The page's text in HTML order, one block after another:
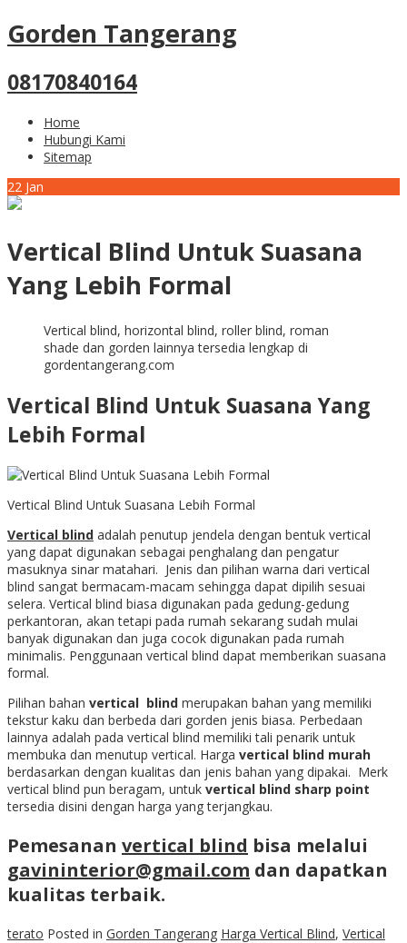
Gorden Tangerang
08170840164
Home
Hubungi Kami
Sitemap
22 Jan
Vertical Blind Untuk Suasana
Yang Lebih Formal
Vertical blind, horizontal blind, roller blind, roman
shade dan gorden lainnya tersedia lengkap di
gordentangerang.com
Vertical Blind Untuk Suasana Yang
Lebih Formal
Vertical Blind Untuk Suasana Lebih Formal
Vertical blind adalah penutup jendela dengan bentuk vertical
yang dapat digunakan sebagai penghalang dan pengatur
masuknya sinar matahari. Jenis dan pilihan warna dari vertical
blind sangat bermacam-macam sehingga dapat dipilih sesuai
selera. Vertical blind biasa digunakan pada gedung-gedung
perkantoran, akan tetapi pada rumah sekarang sudah mulai
banyak digunakan dan juga cocok digunakan pada rumah
minimalis. Penggunaan vertical blind dapat memberikan suasana
formal.
Pilihan bahan vertical blind merupakan bahan yang memiliki
tekstur kaku dan berbeda dari gorden jenis biasa. Perbedaan
lainnya adalah pada vertical blind memiliki tali penarik untuk
membuka dan menutup vertical. Harga vertical blind murah
berdasarkan dengan kualitas dan jenis bahan yang dipakai. Merk
vertical blind pun beragam, untuk vertical blind sharp point
tersedia disini dengan harga yang terjangkau.
Pemesanan vertical blind bisa melalui
gavininterior@gmail.com dan dapatkan
kualitas terbaik.
terato Posted in Gorden Tangerang Harga Vertical Blind, Vertical